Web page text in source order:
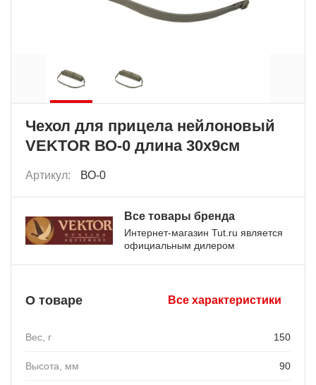
Чехол для прицела нейлоновый
VEKTOR ВО-0 длина 30х9см
Артикул: ВО-0
Все товары бренда
Интернет-магазин Tut.ru является
официальным дилером
О товаре Все характеристики
Вес, г 150
Высота, мм 90